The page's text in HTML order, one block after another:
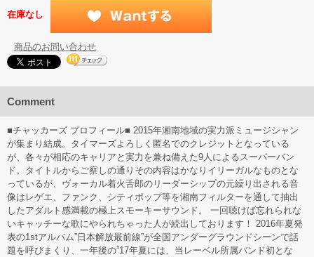
在庫なし
商品のお問い合わせ
Comment
■チャッカーズ プロフィール■ 2015年湘南地域の実力派ミュージシャン
が集まり結成。タイマーズよろしく匿名でのクレジットとなっている
が、各々が相応のキャリアと実力を兼ね備えた9人によるスーパーバン
ド。タイトルからご察しの通りその内容はかなりイリーガルなものとな
っているが、ヴォーカル着火舌郎のリーダーシップの元繰り出される音
像はレゲエ、ファンク、シティポップ等を湘南フィルターを通して抽出
したアダルト感満載の極上スモーキーサウンド。 一回聴けば忘れられな
いキャッチーな歌にやられちゃった人が続出しております！ 2016年夏発
表の1stアルバム”日本解放最前線”が全国アンダーグラウンドシーンで話
題を呼びまくり、一年後の”17年夏には、当レーベル所属バンド初とな